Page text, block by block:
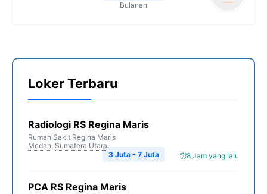
Bulanan
Loker Terbaru
Radiologi RS Regina Maris
Rumah Sakit Regina Maris
Medan, Sumatera Utara
8 Jam yang lalu
3 Juta - 7 Juta
PCA RS Regina Maris